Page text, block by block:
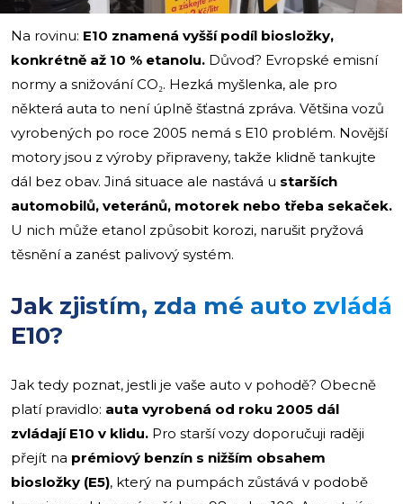
Na rovinu: E10 znamená vyšší podíl biosložky,
konkrétně až 10 % etanolu. Důvod? Evropské emisní
normy a snižování CO₂. Hezká myšlenka, ale pro
některá auta to není úplně šťastná zpráva. Většina vozů
vyrobených po roce 2005 nemá s E10 problém. Novější
motory jsou z výroby připraveny, takže klidně tankujte
dál bez obav. Jiná situace ale nastává u starších
automobilů, veteránů, motorek nebo třeba sekaček.
U nich může etanol způsobit korozi, narušit pryžová
těsnění a zanést palivový systém.
Jak zjistím, zda mé auto zvládá
E10?
Jak tedy poznat, jestli je vaše auto v pohodě? Obecně
platí pravidlo: auta vyrobená od roku 2005 dál
zvládají E10 v klidu. Pro starší vozy doporučuji raději
přejít na prémiový benzín s nižším obsahem
biosložky (E5), který na pumpách zůstává v podobě